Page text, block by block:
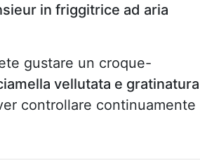
in friggitrice ad aria
gustare un croque-
vellutata e gratinatura
controllare continuamente